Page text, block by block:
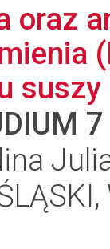
oraz
suszy
7